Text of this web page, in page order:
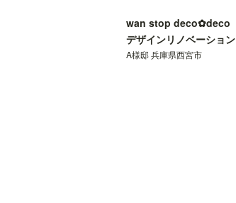
wan stop deco✿deco
デザインリノベーション
A様邸 兵庫県西宮市